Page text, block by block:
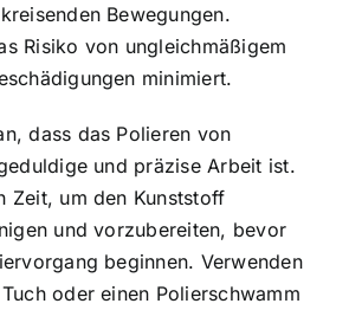
Bewegungen.
Risiko von ungleichmäßigem
minimiert.
dass das Polieren von
und präzise Arbeit ist.
Zeit, um den Kunststoff
und vorzubereiten, bevor
beginnen. Verwenden
oder einen Polierschwamm